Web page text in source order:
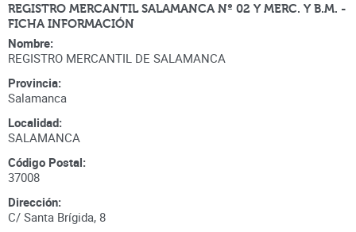
REGISTRO MERCANTIL SALAMANCA Nº 02 Y MERC. Y B.M. -
FICHA INFORMACIÓN
Nombre:
REGISTRO MERCANTIL DE SALAMANCA
Provincia:
Salamanca
Localidad:
SALAMANCA
Código Postal:
37008
Dirección:
C/ Santa Brígida, 8